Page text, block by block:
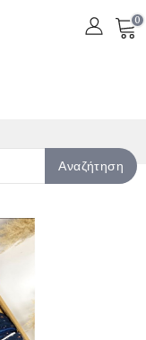
0
Αναζήτηση